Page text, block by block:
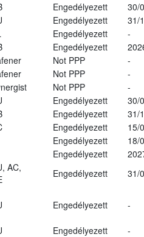
Engedélyezett
30/
Engedélyezett
31/
Engedélyezett
-
Engedélyezett
Not PPP
-
Not PPP
-
Not PPP
-
Engedélyezett
30/
Engedélyezett
31/
Engedélyezett
15/
Engedélyezett
18/
Engedélyezett
AC,
Engedélyezett
31/
Engedélyezett -
Engedélyezett
-